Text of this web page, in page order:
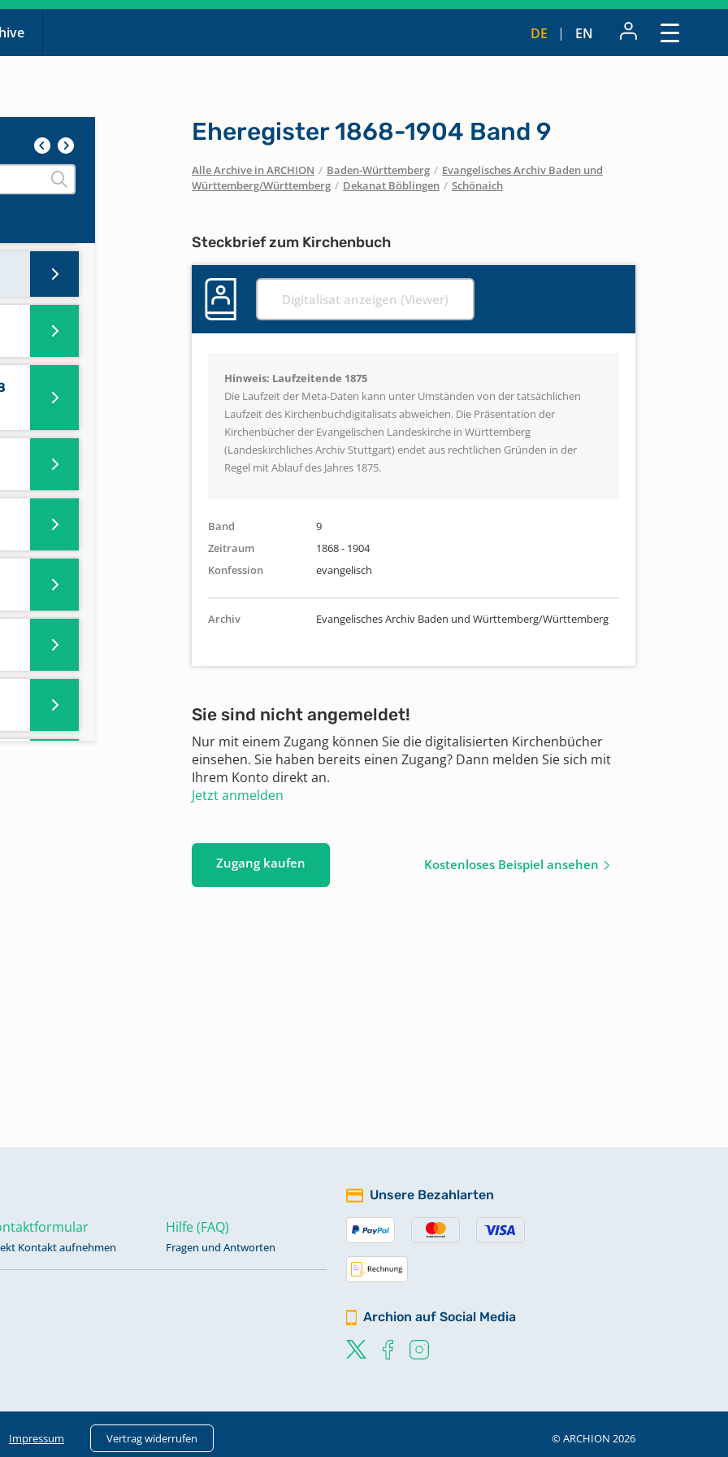
DE EN
Eheregister 1868-1904 Band 9
Alle Archive in ARCHION / Baden-Württemberg / Evangelisches Archiv Baden und
Württemberg/Württemberg / Dekanat Böblingen / Schönaich
Steckbrief zum Kirchenbuch
Digitalisat anzeigen (Viewer)
Hinweis: Laufzeitende 1875
Die Laufzeit der Meta-Daten kann unter Umständen von der tatsächlichen
Laufzeit des Kirchenbuchdigitalisats abweichen. Die Präsentation der
Kirchenbücher der Evangelischen Landeskirche in Württemberg
(Landeskirchliches Archiv Stuttgart) endet aus rechtlichen Gründen in der
Regel mit Ablauf des Jahres 1875.
Band
9
Zeitraum
1868 - 1904
Konfession
evangelisch
Archiv Evangelisches Archiv Baden und Württemberg/Württemberg
Sie sind nicht angemeldet!
Nur mit einem Zugang können Sie die digitalisierten Kirchenbücher
einsehen. Sie haben bereits einen Zugang? Dann melden Sie sich mit
Ihrem Konto direkt an.
Jetzt anmelden
Zugang kaufen Kostenloses Beispiel ansehen
Kontakt aufnehmen
Hilfe (FAQ)
Fragen und Antworten
Unsere Bezahlarten
Archion auf Social Media
Impressum Vertrag widerrufen © ARCHION 2026